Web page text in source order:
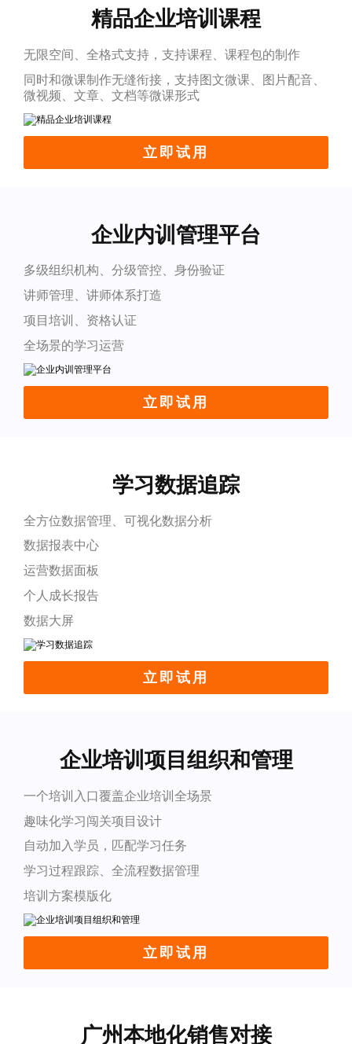
精品企业培训课程
无限空间、全格式支持，支持课程、课程包的制作
同时和微课制作无缝衔接，支持图文微课、图片配音、
微视频、文章、文档等微课形式
立即试用
企业内训管理平台
多级组织机构、分级管控、身份验证
讲师管理、讲师体系打造
项目培训、资格认证
全场景的学习运营
立即试用
学习数据追踪
全方位数据管理、可视化数据分析
数据报表中心
运营数据面板
个人成长报告
数据大屏
立即试用
企业培训项目组织和管理
一个培训入口覆盖企业培训全场景
趣味化学习闯关项目设计
自动加入学员，匹配学习任务
学习过程跟踪、全流程数据管理
培训方案模版化
立即试用
广州本地化销售对接